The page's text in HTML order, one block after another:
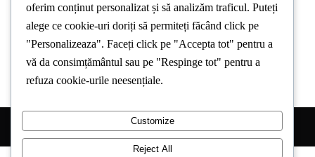
Pompierii din Sibiu au intervenit duminică seara pentru a stinge
un incendiu care a izbucnit la șase autovehicule parcate în
Copyright © 2026 Stirea de Iasi. All Right Reserved.
oferim conținut personalizat și să analizăm traficul. Puteți
alege ce cookie-uri doriți să permiteți făcând click pe
"Personalizeaza". Faceți click pe "Accepta tot" pentru a
vă da consimțământul sau pe "Respinge tot" pentru a
refuza cookie-urile neesențiale.
Customize
Reject All